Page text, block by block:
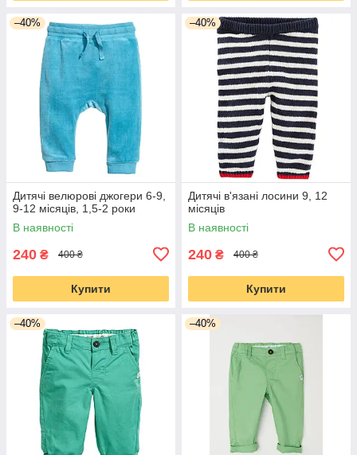
–40%
Дитячі велюрові джогери 6-9,
9-12 місяців, 1,5-2 роки
В наявності
240 ₴ 400 ₴
Купити
–40%
Дитячі в'язані лосини 9, 12
місяців
В наявності
240 ₴ 400 ₴
Купити
–40% –40%